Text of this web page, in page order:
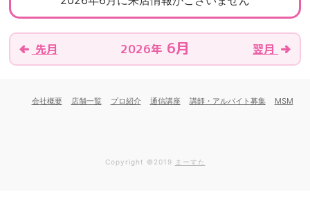
先月 2026年 6月 翌月
会社概要 店舗一覧 プロ紹介 通信講座 講師・アルバイト募集 MSM
Copyright ©2019 まーすた